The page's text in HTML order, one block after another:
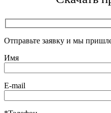
Отправьте заявку и мы
Имя
E-mail